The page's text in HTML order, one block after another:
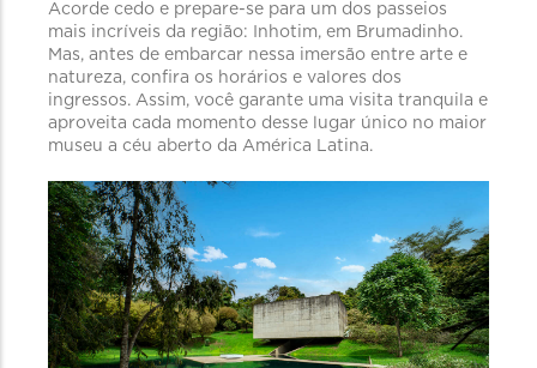
Acorde cedo e prepare-se para um dos passeios
mais incríveis da região: Inhotim, em Brumadinho.
Mas, antes de embarcar nessa imersão entre arte e
natureza, confira os horários e valores dos
ingressos. Assim, você garante uma visita tranquila e
aproveita cada momento desse lugar único no maior
museu a céu aberto da América Latina.